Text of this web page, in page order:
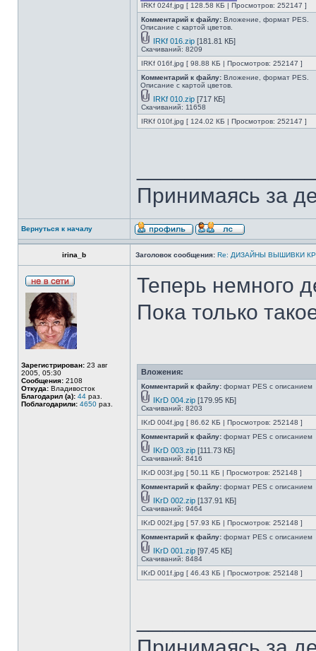
IRKf 024f.jpg [ 128.58 КБ | Просмотров: 252147 ]
Комментарий к файлу: Вложение, формат PES.
Описание с картой цветов.
IRKf 016.zip [181.81 КБ]
Скачиваний: 8209
IRKf 016f.jpg [ 98.88 КБ | Просмотров: 252147 ]
Комментарий к файлу: Вложение, формат PES.
Описание с картой цветов.
IRKf 010.zip [717 КБ]
Скачиваний: 11658
IRKf 010f.jpg [ 124.02 КБ | Просмотров: 252147 ]
Принимаясь за
Вернуться к началу
irina_b Заголовок сообщения: Re: ДИЗАЙНЫ ВЫШИВКИ
Зарегистрирован: 23 авг
2005, 05:30
Сообщения: 2108
Откуда: Владивосток
Благодарил (а): 44 раз.
Поблагодарили: 4650 раз.
Теперь немного
Пока только
Вложения:
Комментарий к файлу: формат PES с описанием
IKrD 004.zip [179.95 КБ]
Скачиваний: 8203
IKrD 004f.jpg [ 86.62 КБ | Просмотров: 252148 ]
Комментарий к файлу: формат PES с описанием
IKrD 003.zip [111.73 КБ]
Скачиваний: 8416
IKrD 003f.jpg [ 50.11 КБ | Просмотров: 252148 ]
Комментарий к файлу: формат PES с описанием
IKrD 002.zip [137.91 КБ]
Скачиваний: 9464
IKrD 002f.jpg [ 57.93 КБ | Просмотров: 252148 ]
Комментарий к файлу: формат PES с описанием
IKrD 001.zip [97.45 КБ]
Скачиваний: 8484
IKrD 001f.jpg [ 46.43 КБ | Просмотров: 252148 ]